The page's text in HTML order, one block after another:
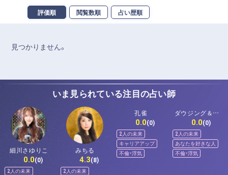
評価順 閲覧数順 占い歴順
見つかりません。
いま見られている注目の占い師
細川さゆりこ
0.0(0)
2人の未来
みちる
4.3(8)
2人の未来
孔雀
0.0(0)
2人の未来
キャリアアップ
不倫・浮気
ダウジング＆ス
ピリットメンタ
ー佐和
0.0(0)
2人の未来
あなたを好きな人
不倫・浮気